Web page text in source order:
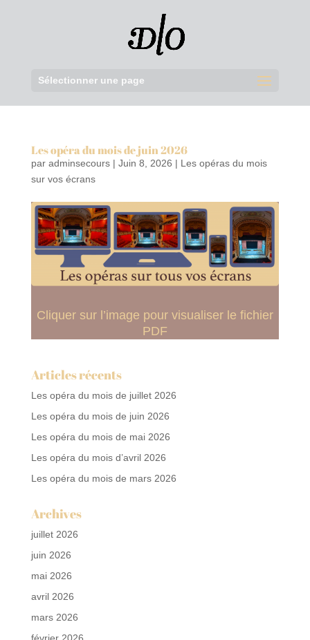
Sélectionner une page
Les opéra du mois de juin 2026
par adminsecours| Juin 8, 2026 | Les opéras du mois
sur vos écrans
Cliquer sur l’image pour visualiser le fichier
PDF
Articles récents
Les opéra du mois de juillet 2026
Les opéra du mois de juin 2026
Les opéra du mois de mai 2026
Les opéra du mois d’avril 2026
Les opéra du mois de mars 2026
Archives
juillet 2026
juin 2026
mai 2026
avril 2026
mars 2026